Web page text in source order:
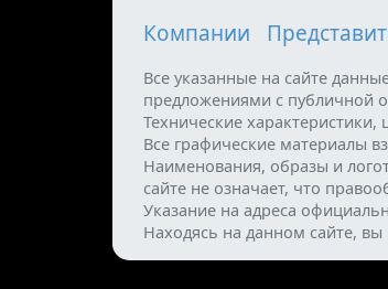
Компании
Все указанные на сайте
предложениями с публичной
Технические
Все графические материалы
Наименования, образы и
сайте не означает, что
Указание на адреса
Находясь на данном сайте,